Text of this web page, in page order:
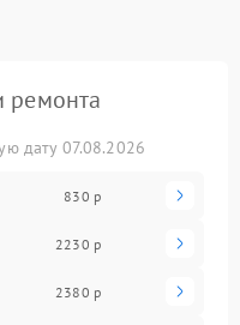
ремонта
дату 07.08.2026
830 р
2230 р
2380 р